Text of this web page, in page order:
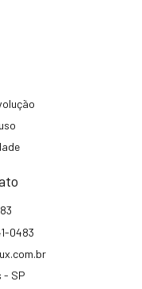
0483
- SP